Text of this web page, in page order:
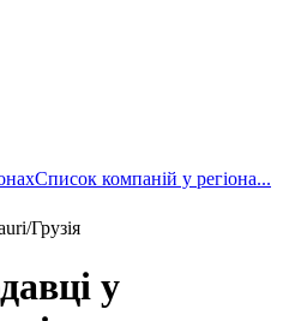
Список компаній у регіона...
Грузія
у